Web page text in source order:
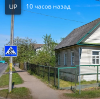
UP 10 часов назад